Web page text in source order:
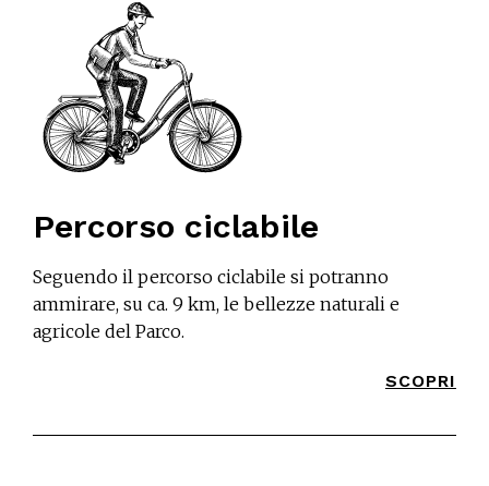
Percorso ciclabile
Seguendo il percorso ciclabile si potranno
ammirare, su ca. 9 km, le bellezze naturali e
agricole del Parco.
SCOPRI